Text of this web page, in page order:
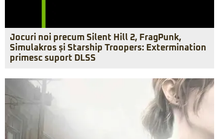
Jocuri noi precum Silent Hill 2, FragPunk,
Simulakros și Starship Troopers: Extermination
primesc suport DLSS